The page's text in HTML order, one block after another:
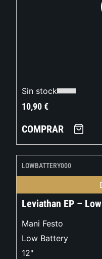
Sin stock
10,90€
COMPRAR
LOWBATTERY000
Leviathan EP –
Mani Festo
Low Battery
12"